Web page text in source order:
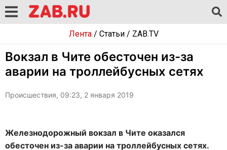
Лента/ Статьи/ ZAB.TV
Вокзал в Чите обесточен из-за
аварии на троллейбусных сетях
Происшествия, 09:23, 2 января 2019
Железнодорожный вокзал в Чите оказался
обесточен из-за аварии на троллейбусных сетях.